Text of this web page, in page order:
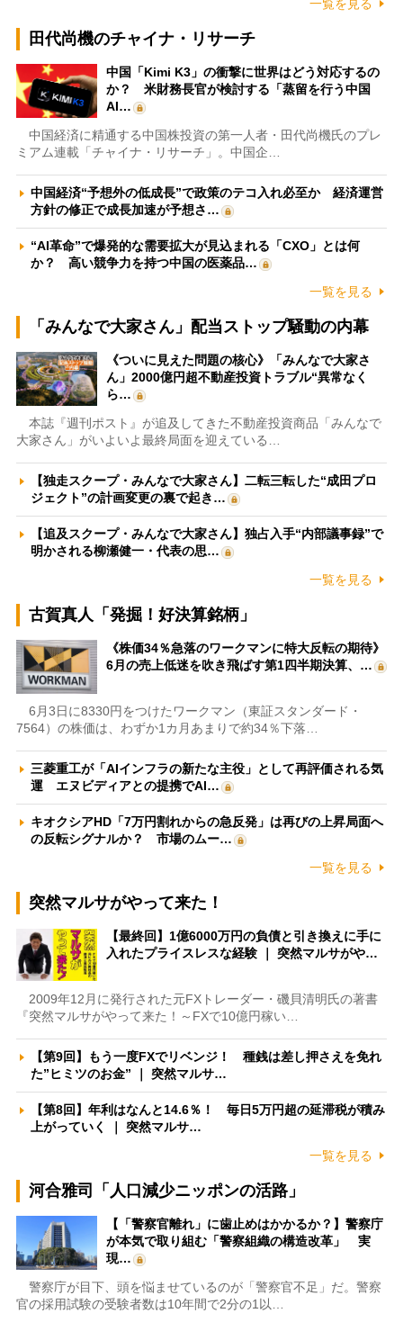
一覧を見る
田代尚機のチャイナ・リサーチ
中国「Kimi K3」の衝撃に世界はどう対応するの
か？ 米財務長官が検討する「蒸留を行う中国
AI…
中国経済に精通する中国株投資の第一人者・田代尚機氏のプレ
ミアム連載「チャイナ・リサーチ」。中国企…
中国経済“予想外の低成長”で政策のテコ入れ必至か 経済運営
方針の修正で成長加速が予想さ…
“AI革命”で爆発的な需要拡大が見込まれる「CXO」とは何
か？ 高い競争力を持つ中国の医薬品…
一覧を見る
「みんなで大家さん」配当ストップ騒動の内幕
《ついに見えた問題の核心》「みんなで大家さ
ん」2000億円超不動産投資トラブル“異常なく
ら…
本誌『週刊ポスト』が追及してきた不動産投資商品「みんなで
大家さん」がいよいよ最終局面を迎えている…
【独走スクープ・みんなで大家さん】二転三転した“成田プロ
ジェクト”の計画変更の裏で起き…
【追及スクープ・みんなで大家さん】独占入手“内部議事録”で
明かされる柳瀬健一・代表の思…
一覧を見る
古賀真人「発掘！好決算銘柄」
《株価34％急落のワークマンに特大反転の期待》
6月の売上低迷を吹き飛ばす第1四半期決算、…
6月3日に8330円をつけたワークマン（東証スタンダード・
7564）の株価は、わずか1カ月あまりで約34％下落…
三菱重工が「AIインフラの新たな主役」として再評価される気
運 エヌビディアとの提携でAI…
キオクシアHD「7万円割れからの急反発」は再びの上昇局面へ
の反転シグナルか？ 市場のムー…
一覧を見る
突然マルサがやって来た！
【最終回】1億6000万円の負債と引き換えに手に
入れたプライスレスな経験 ｜ 突然マルサがや…
2009年12月に発行された元FXトレーダー・磯貝清明氏の著書
『突然マルサがやって来た！～FXで10億円稼い…
【第9回】もう一度FXでリベンジ！ 種銭は差し押さえを免れ
た”ヒミツのお金” ｜ 突然マルサ…
【第8回】年利はなんと14.6％！ 毎日5万円超の延滞税が積み
上がっていく ｜ 突然マルサ…
一覧を見る
河合雅司「人口減少ニッポンの活路」
【「警察官離れ」に歯止めはかかるか？】警察庁
が本気で取り組む「警察組織の構造改革」 実
現…
警察庁が目下、頭を悩ませているのが「警察官不足」だ。警察
官の採用試験の受験者数は10年間で2分の1以…